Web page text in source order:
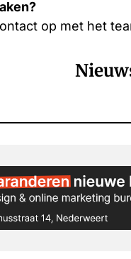
op met het